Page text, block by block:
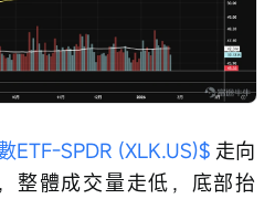
ETF-SPDR (XLK.US)$ 走向
整體成交量走低，底部抬